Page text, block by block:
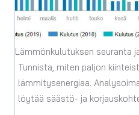
Lämmönkulutuksen seuranta
Tunnista, miten paljon
lämmitysenergiaa.
löytää säästö- ja